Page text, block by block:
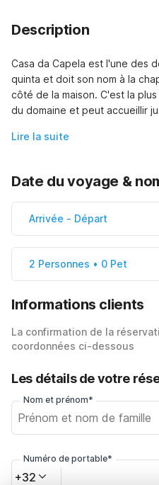
Description
Casa da Capela est l'une des
quinta et doit son nom à la
côté de la maison. C'est la
du domaine et peut accueillir
Lire la suite
Date du voyage &
Arrivée - Départ
2 Personnes • 0 Pet
Informations clients
La confirmation de la
coordonnées ci-dessous
Les détails de votre
Nom et prénom*
Numéro de portable*
+32